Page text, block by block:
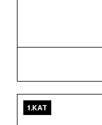
1.KAT